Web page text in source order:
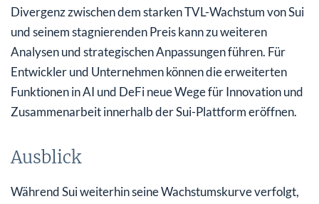
Divergenz zwischen dem starken TVL-Wachstum von Sui
und seinem stagnierenden Preis kann zu weiteren
Analysen und strategischen Anpassungen führen. Für
Entwickler und Unternehmen können die erweiterten
Funktionen in AI und DeFi neue Wege für Innovation und
Zusammenarbeit innerhalb der Sui-Plattform eröffnen.
Ausblick
Während Sui weiterhin seine Wachstumskurve verfolgt,